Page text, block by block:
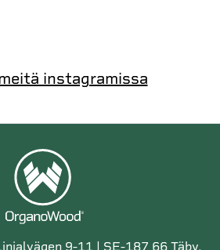
instagramissa
9-11 | SE-187 66 Täby,